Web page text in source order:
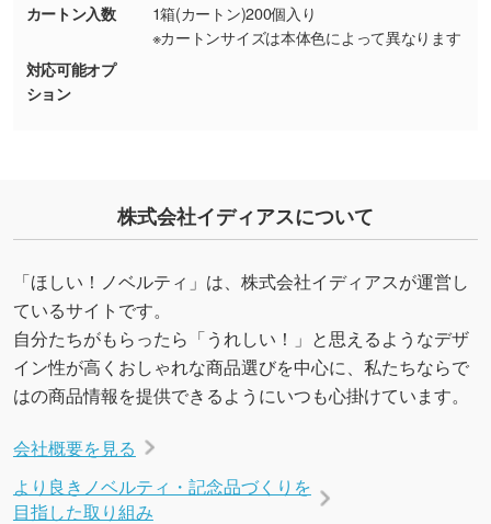
能です。→
詳しく見る
・デザインにQRコードを入れたい／QRコード
を生成してほしい
カートン入数
1箱(カートン)200個入り
※カートンサイズは本体色によって異なります
対応可能オプ
ション
株式会社イディアスについて
「ほしい！ノベルティ」は、株式会社イディアスが運営し
ているサイトです。
自分たちがもらったら「うれしい！」と思えるようなデザ
イン性が高くおしゃれな商品選びを中心に、私たちならで
はの商品情報を提供できるようにいつも心掛けています。
会社概要を見る
より良きノベルティ・記念品づくりを
目指した取り組み